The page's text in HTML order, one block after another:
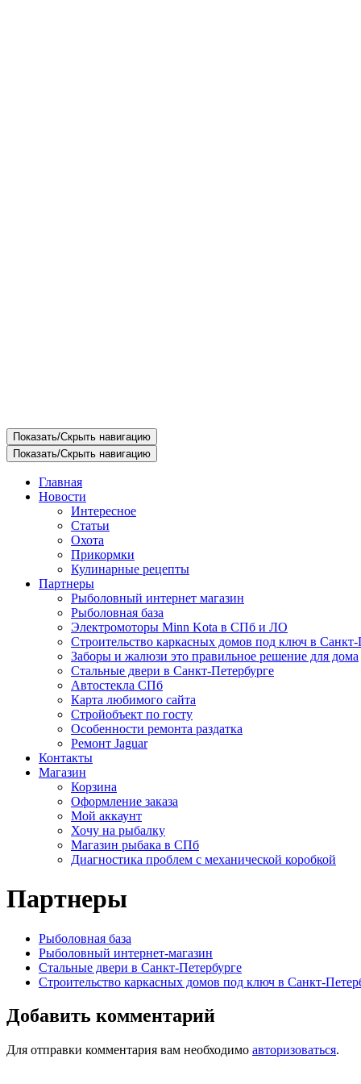
Показать/Скрыть навигацию
Показать/Скрыть навигацию
Главная
Новости
Интересное
Статьи
Охота
Прикормки
Кулинарные рецепты
Партнеры
Рыболовный интернет магазин
Рыболовная база
Электромоторы Minn Kota в СПб и ЛО
Строительство каркасных домов под ключ в Санкт-
Заборы и жалюзи это правильное решение для дома
Стальные двери в Санкт-Петербурге
Автостекла СПб
Карта любимого сайта
Стройобъект по госту
Особенности ремонта раздатка
Ремонт Jaguar
Контакты
Магазин
Корзина
Оформление заказа
Мой аккаунт
Хочу на рыбалку
Магазин рыбака в СПб
Диагностика проблем с механической коробкой
Партнеры
Рыболовная база
Рыболовный интернет-магазин
Стальные двери в Санкт-Петербурге
Строительство каркасных домов под ключ в Санкт-
Добавить комментарий
Для отправки комментария вам необходимо авторизоваться.